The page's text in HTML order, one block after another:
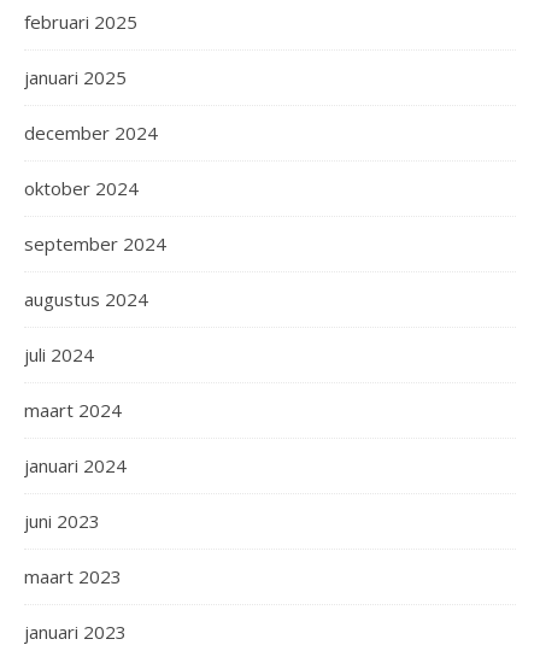
februari 2025
januari 2025
december 2024
oktober 2024
september 2024
augustus 2024
juli 2024
maart 2024
januari 2024
juni 2023
maart 2023
januari 2023